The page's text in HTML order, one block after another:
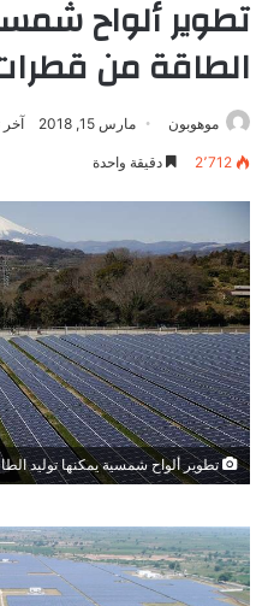
تطوير ألواح
الطاقة من
موهوبون مارس 15, 2018 آخر
2٬712 دقيقة واحدة
تطوير ألواح شمسية يمكنها توليد